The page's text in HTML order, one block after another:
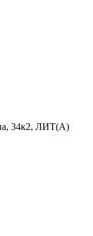
34к2, ЛИТ(А)